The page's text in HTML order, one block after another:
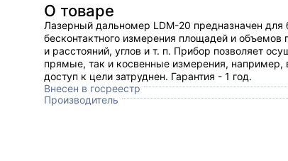
О товаре
Лазерный дальномер LDM-20 предназначен для
бесконтактного измерения площадей и
и расстояний, углов и т. п. Прибор позволяет
прямые, так и косвенные измерения, например,
доступ к цели затруднен. Гарантия - 1 год.
Внесен в госреестр
Производитель